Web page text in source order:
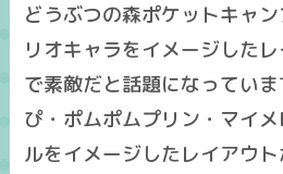
どうぶつの森ポケットキャ
リオキャラをイメージした
で素敵だと話題になってい
ぴ・ポムポムプリン・マイ
ルをイメージしたレイアウ